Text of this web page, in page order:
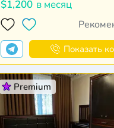
$1,200 в месяц
Показать
Premium